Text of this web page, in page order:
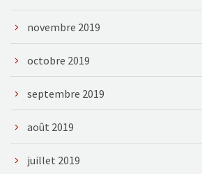
novembre 2019
octobre 2019
septembre 2019
août 2019
juillet 2019